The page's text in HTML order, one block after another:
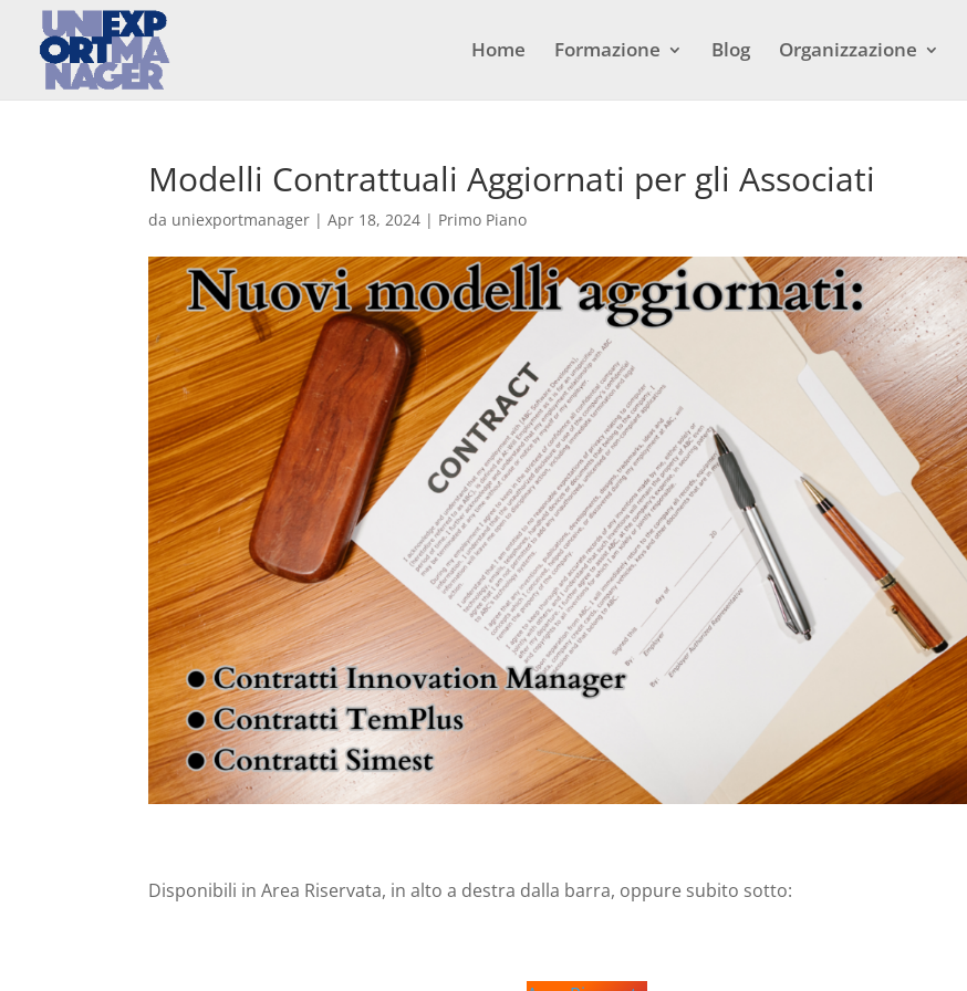
Home Formazione Blog Organizzazione
Modelli Contrattuali Aggiornati per gli Associati
da uniexportmanager |Apr 18, 2024 | Primo Piano
Disponibili in Area Riservata, in alto a destra dalla barra, oppure subito sotto: